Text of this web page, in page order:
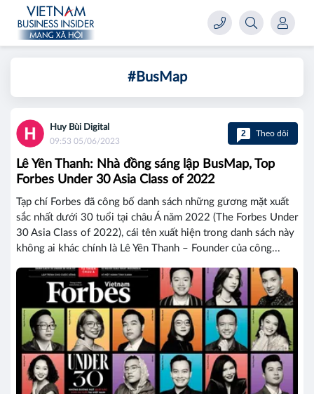
#BusMap
Huy Bùi Digital
09:53 05/06/2023
2 Theo dõi
Lê Yên Thanh: Nhà đồng sáng lập BusMap, Top
Forbes Under 30 Asia Class of 2022
Tạp chí Forbes đã công bố danh sách những gương mặt xuất
sắc nhất dưới 30 tuổi tại châu Á năm 2022 (The Forbes Under
30 Asia Class of 2022), cái tên xuất hiện trong danh sách này
không ai khác chính là Lê Yên Thanh – Founder của công...